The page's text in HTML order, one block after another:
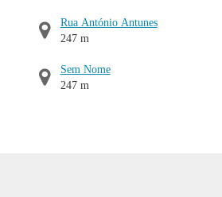
Rua António Antunes
247 m
Sem Nome
247 m